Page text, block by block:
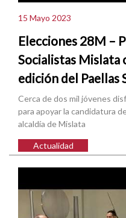
15 Mayo 2023
Elecciones 28M –
Socialistas Mislata
edición del Paellas
Cerca de dos mil jóvenes
para apoyar la candidatura
alcaldía de Mislata
Actualidad